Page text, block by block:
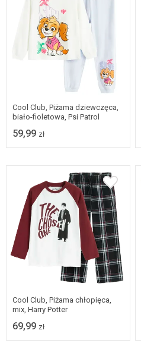
Dostępne w wielu
rozmiarach
Cool Club, Piżama dziewczęca,
biało-fioletowa, Psi Patrol
59,99 zł
Dostępne w wielu
rozmiarach
Cool Club, Piżama chłopięca,
mix, Harry Potter
69,99 zł